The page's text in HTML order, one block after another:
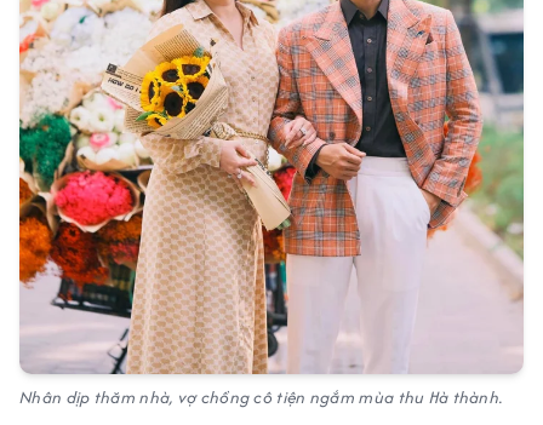
Nhân dịp thăm nhà, vợ chồng cô tiện ngắm mùa thu Hà thành.